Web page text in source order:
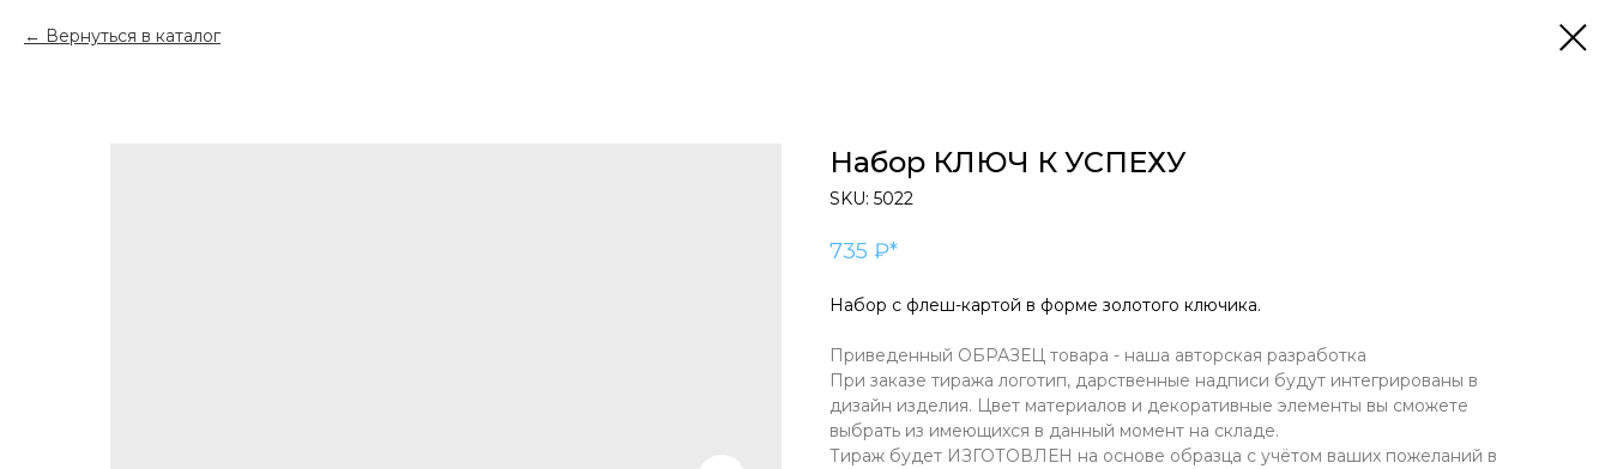
Вернуться в каталог
Набор КЛЮЧ К УСПЕХУ
SKU: 5022
735 ₽*
Набор с флеш-картой в форме золотого ключика.
Приведенный ОБРАЗЕЦ товара - наша авторская разработка
При заказе тиража логотип, дарственные надписи будут интегрированы в
дизайн изделия. Цвет материалов и декоративные элементы вы сможете
выбрать из имеющихся в данный момент на складе.
Тираж будет ИЗГОТОВЛЕН на основе образца с учётом ваших пожеланий в